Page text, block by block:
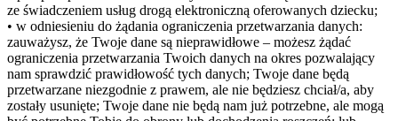
ze świadczeniem usług drogą elektroniczną oferowanych dziecku;
• w odniesieniu do żądania ograniczenia przetwarzania danych:
zauważysz, że Twoje dane są nieprawidłowe – możesz żądać
ograniczenia przetwarzania Twoich danych na okres pozwalający
nam sprawdzić prawidłowość tych danych; Twoje dane będą
przetwarzane niezgodnie z prawem, ale nie będziesz chciał/a, aby
zostały usunięte; Twoje dane nie będą nam już potrzebne, ale mogą